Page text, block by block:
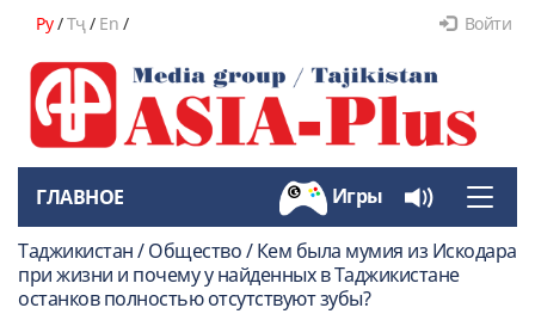
Ру/Тҷ/ En / Войти
Toggle
ГЛАВНОЕ Игры
Таджикистан / Общество / Кем была мумия из Искодара
при жизни и почему у найденных в Таджикистане
останков полностью отсутствуют зубы?